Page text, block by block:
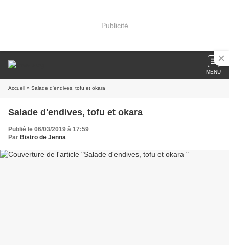
Publicité
MENU
Accueil » Salade d'endives, tofu et okara
Salade d'endives, tofu et okara
Publié le 06/03/2019 à 17:59
Par Bistro de Jenna